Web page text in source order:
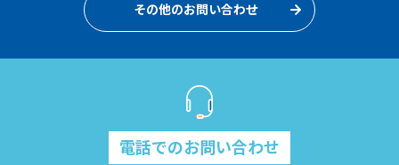
その他のお問い合わせ
電話でのお問い合わせ